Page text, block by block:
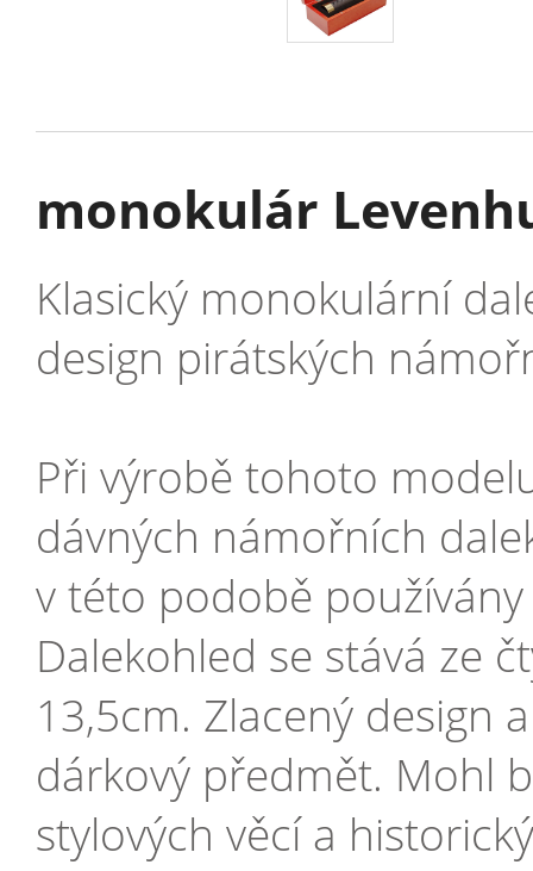
monokulár
Klasický monokulární
design pirátských
Při výrobě tohoto
dávných námořních
v této podobě
Dalekohled se stává ze
13,5cm. Zlacený design
dárkový předmět. Mohl
stylových věcí a